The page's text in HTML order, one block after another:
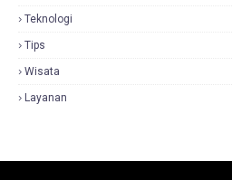
Teknologi
Tips
Wisata
Layanan